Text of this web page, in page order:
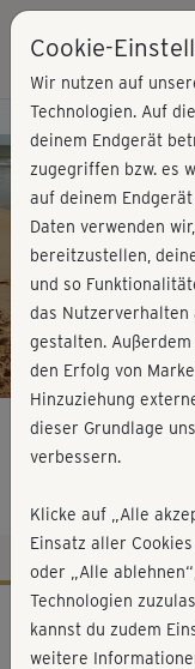
Kursvorschau - Jetzt
Yoga mit
Workout-Facts
anspruchsvoll
Cookie-
Wir nutzen auf
Technologien. Auf
deinem Endgerät
zugegriffen bzw. es
auf deinem
Daten verwenden
bereitzustellen,
und so
das Nutzerverhalten
gestalten.
den Erfolg von
Hinzuziehung
dieser Grundlage
verbessern.
Klicke auf „Alle
Einsatz aller
oder „Alle
Technologien
kannst du zudem
weitere